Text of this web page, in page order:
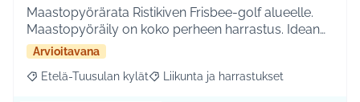
Maastopyörärata Ristikiven Frisbee-golf alueelle.
Maastopyöräily on koko perheen harrastus. Idean…
Arvioitavana
Rajaa tulokset aihepiirin mukaan: Etelä-Tuusulan kylät
Etelä-Tuusulan kylät Rajaa tulokset teeman mukaan:
Liikunta ja harrastukset